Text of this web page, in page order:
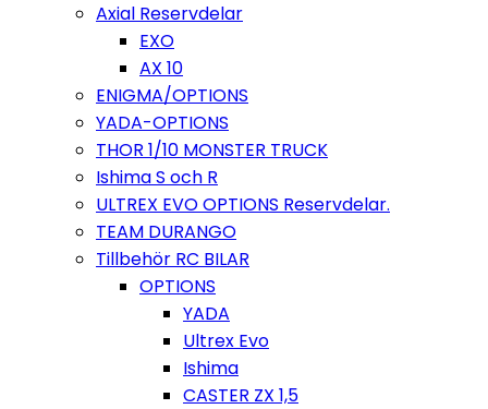
Axial Reservdelar
EXO
AX 10
ENIGMA/OPTIONS
YADA-OPTIONS
THOR 1/10 MONSTER TRUCK
Ishima S och R
ULTREX EVO OPTIONS Reservdelar.
TEAM DURANGO
Tillbehör RC BILAR
OPTIONS
YADA
Ultrex Evo
Ishima
CASTER ZX 1,5